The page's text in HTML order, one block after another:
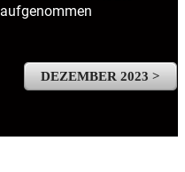
aufgenommen
DEZEMBER 2023 >